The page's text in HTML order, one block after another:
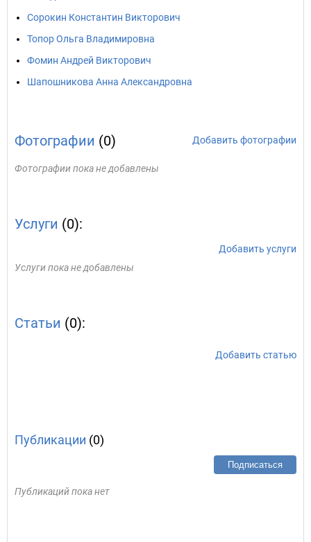
Сорокин Константин Викторович
Топор Ольга Владимировна
Фомин Андрей Викторович
Шапошникова Анна Александровна
Фотографии (0) Добавить фотографии
Фотографии пока не добавлены
Услуги (0):
Добавить услуги
Услуги пока не добавлены
Статьи (0):
Добавить статью
Публикации (0)
Подписаться
Публикаций пока нет